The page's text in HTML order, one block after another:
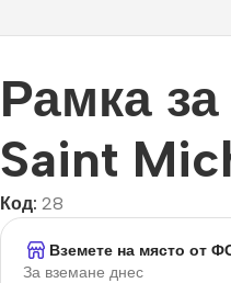
Рамка
Saint
Код: 28
Вземете на място от
За вземане днес